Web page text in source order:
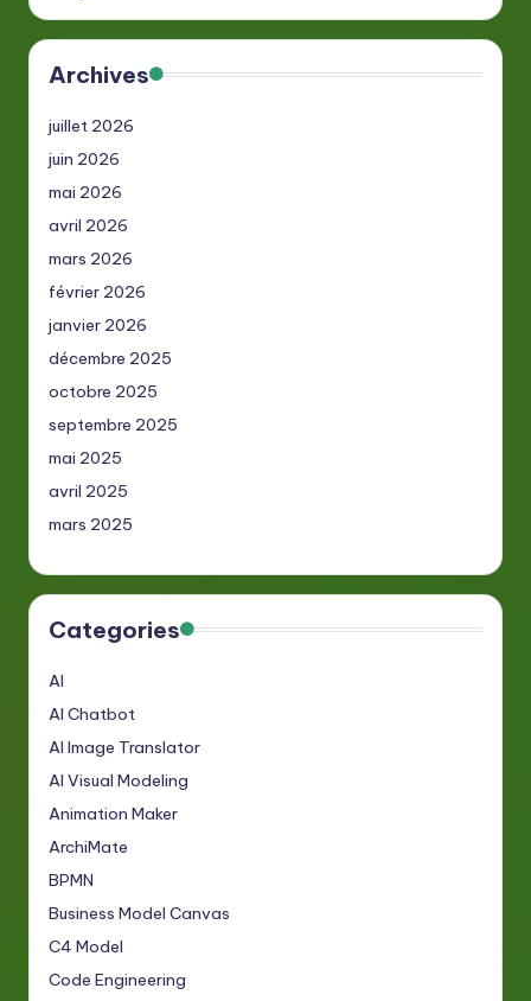
Archives
juillet 2026
juin 2026
mai 2026
avril 2026
mars 2026
février 2026
janvier 2026
décembre 2025
octobre 2025
septembre 2025
mai 2025
avril 2025
mars 2025
Categories
AI
AI Chatbot
AI Image Translator
AI Visual Modeling
Animation Maker
ArchiMate
BPMN
Business Model Canvas
C4 Model
Code Engineering